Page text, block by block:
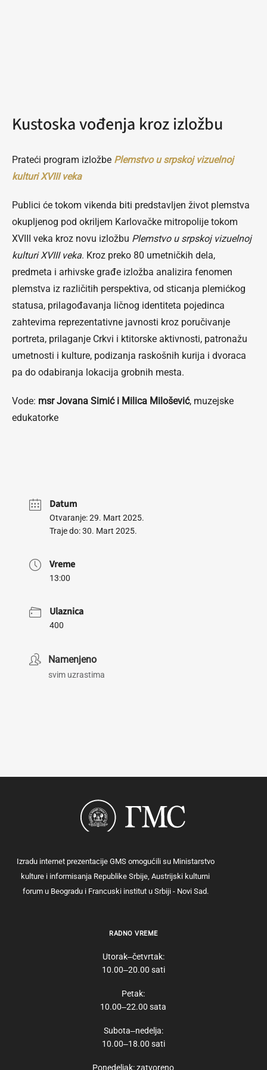
Kustoska vođenja kroz izložbu
Prateći program izložbe Plemstvo u srpskoj vizuelnoj
kulturi XVIII veka
Publici će tokom vikenda biti predstavljen život plemstva
okupljenog pod okriljem Karlovačke mitropolije tokom
XVIII veka kroz novu izložbu Plemstvo u srpskoj vizuelnoj
kulturi XVIII veka. Kroz preko 80 umetničkih dela,
predmeta i arhivske građe izložba analizira fenomen
plemstva iz različitih perspektiva, od sticanja plemićkog
statusa, prilagođavanja ličnog identiteta pojedinca
zahtevima reprezentativne javnosti kroz poručivanje
portreta, prilaganje Crkvi i ktitorske aktivnosti, patronažu
umetnosti i kulture, podizanja raskošnih kurija i dvoraca
pa do odabiranja lokacija grobnih mesta.
Vode: msr Jovana Simić i Milica Milošević, muzejske
edukatorke
Datum
Otvaranje: 29. Mart 2025.
Traje do: 30. Mart 2025.
Vreme
13:00
Ulaznica
400
Namenjeno
svim uzrastima
Izradu internet prezentacije GMS omogućili su Ministarstvo
kulture i informisanja Republike Srbije, Austrijski kulturni
forum u Beogradu i Francuski institut u Srbiji - Novi Sad.
RADNO VREME
Utorak‒četvrtak:
10.00‒20.00 sati
Petak:
10.00‒22.00 sata
Subota‒nedelja:
10.00‒18.00 sati
Ponedeljak: zatvoreno